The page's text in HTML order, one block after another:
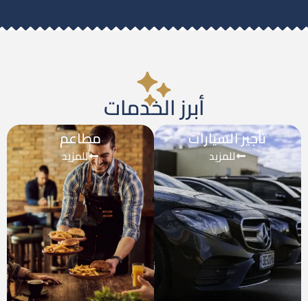
أبرز الخدمات
تأجير السيارات
للمزيد
مطاعم
للمزيد